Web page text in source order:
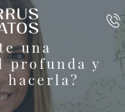
una
profunda y
hacerla?